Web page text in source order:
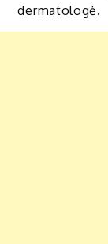
dermatologė.